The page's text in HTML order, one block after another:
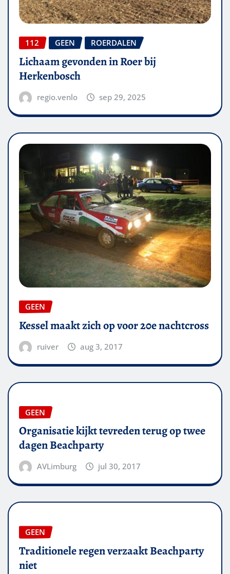
112 GEEN ROERDALEN
Lichaam gevonden in Roer bij
Herkenbosch
regio.venlo sep 29, 2025
GEEN
Kessel maakt zich op voor 20e nachtcross
ruiver aug 3, 2017
GEEN
Organisatie kijkt tevreden terug op twee
dagen Beachparty
AVLimburg jul 30, 2017
GEEN
Traditionele regen verzaakt Beachparty
niet